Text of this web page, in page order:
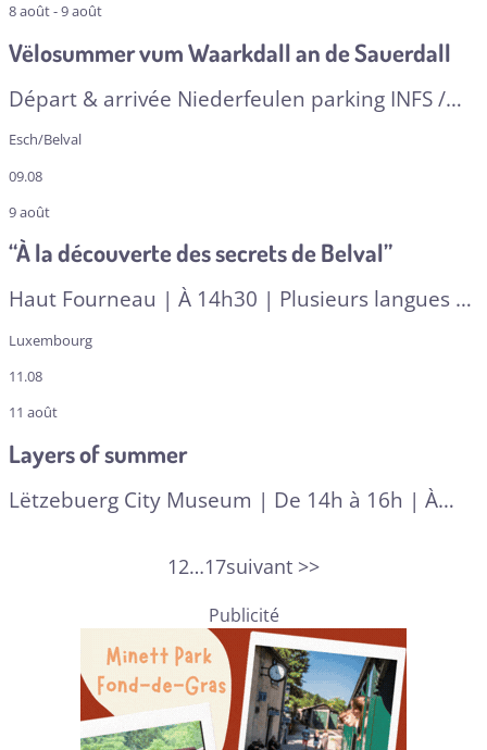
8 août - 9 août
Vëlosummer vum Waarkdall an de Sauerdall
Départ & arrivée Niederfeulen parking INFS /
Michelau Gare
Esch/Belval
09.08
9 août
“À la découverte des secrets de Belval”
Haut Fourneau | À 14h30 | Plusieurs langues |
A RESERVER
Luxembourg
11.08
11 août
Layers of summer
Lëtzebuerg City Museum | De 14h à 16h | À
12…17suivant >>
Publicité